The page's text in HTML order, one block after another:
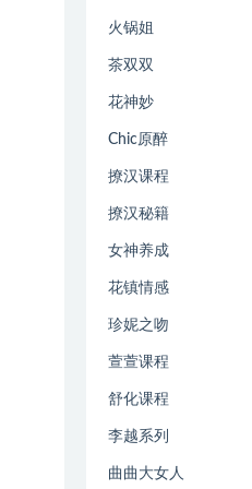
火锅姐
茶双双
花神妙
Chic原醉
撩汉课程
撩汉秘籍
女神养成
花镇情感
珍妮之吻
萱萱课程
舒化课程
李越系列
曲曲大女人